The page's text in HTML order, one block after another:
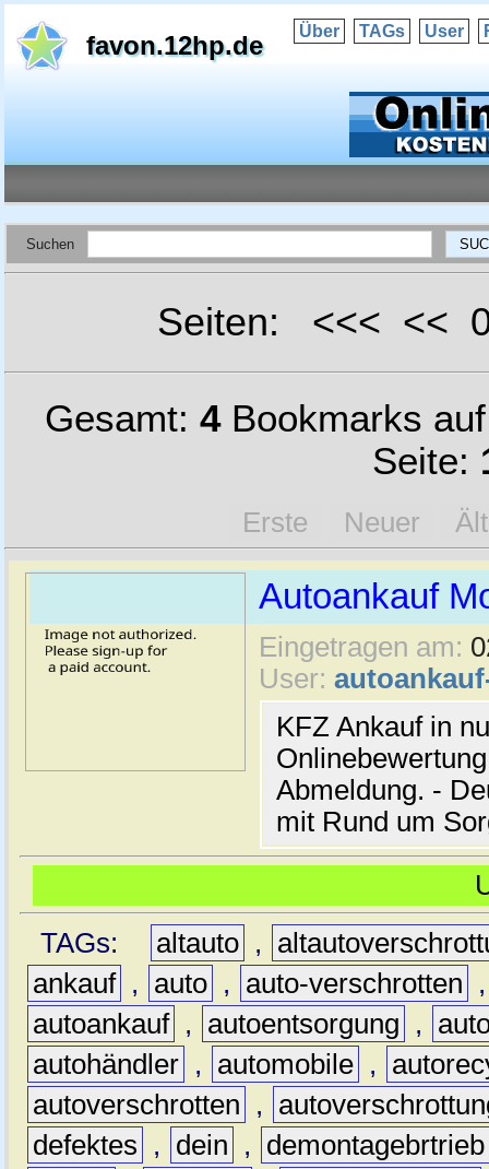
favon.12hp.de Über TAGs User
Suchen
Seiten: <<< <<
Gesamt: 4Bookmarks
Seite:
Erste Neuer
Autoankauf
Eingetragen am:
User:
KFZ Ankauf in
Abmeldung. -
mit Rund um
TAGs:
altauto ,
ankauf , auto , auto-verschrotten
autoankauf , autoentsorgung ,
autohändler , automobile ,
autoverschrotten
,
defektes
, dein ,
demontagebrtrieb